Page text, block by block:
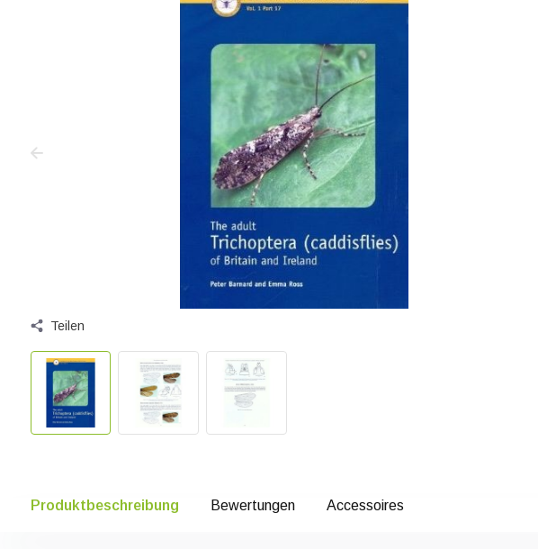
Teilen
Produktbeschreibung Bewertungen Accessoires